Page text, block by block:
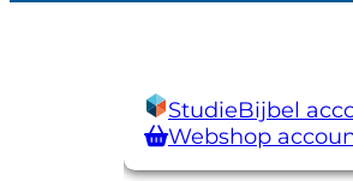
StudieBijbel
Webshop